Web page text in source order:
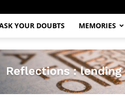
YOUR DOUBTS MEMORIES